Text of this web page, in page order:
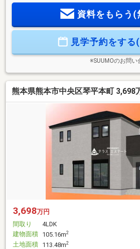
が選ばれる3つの理由↓【新築戸建専門だ
豊富】住宅購入は住宅メーカーの裏側を知
８人がローン審査通過！【安心のアフター
資料をもらう(
見学予約をする
※SUUMOのお問
熊本県熊本市中央区琴平本町 3,698
3,698万円
間取り
4LDK
建物面積 105.16m2
土地面積 113.48m2